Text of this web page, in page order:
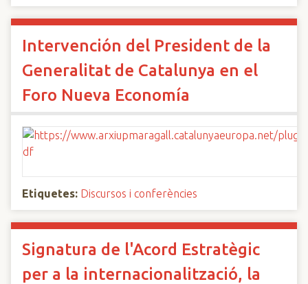
Intervención del President de la
Generalitat de Catalunya en el
Foro Nueva Economía
Etiquetes: Discursos i conferències
Signatura de l'Acord Estratègic
per a la internacionalització, la